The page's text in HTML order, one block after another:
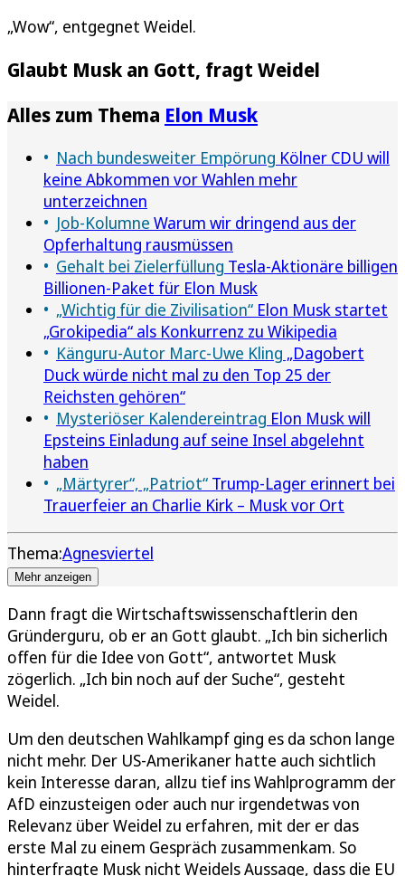
„Wow“, entgegnet Weidel.
Glaubt Musk an Gott, fragt Weidel
Alles zum Thema Elon Musk
Nach bundesweiter Empörung Kölner CDU will
keine Abkommen vor Wahlen mehr
unterzeichnen
Job-Kolumne Warum wir dringend aus der
Opferhaltung rausmüssen
Gehalt bei Zielerfüllung Tesla-Aktionäre billigen
Billionen-Paket für Elon Musk
„Wichtig für die Zivilisation“ Elon Musk startet
„Grokipedia“ als Konkurrenz zu Wikipedia
Känguru-Autor Marc-Uwe Kling „Dagobert
Duck würde nicht mal zu den Top 25 der
Reichsten gehören“
Mysteriöser Kalendereintrag Elon Musk will
Epsteins Einladung auf seine Insel abgelehnt
haben
„Märtyrer“, „Patriot“ Trump-Lager erinnert bei
Trauerfeier an Charlie Kirk – Musk vor Ort
Thema:Agnesviertel
Mehr anzeigen
Dann fragt die Wirtschaftswissenschaftlerin den
Gründerguru, ob er an Gott glaubt. „Ich bin sicherlich
offen für die Idee von Gott“, antwortet Musk
zögerlich. „Ich bin noch auf der Suche“, gesteht
Weidel.
Um den deutschen Wahlkampf ging es da schon lange
nicht mehr. Der US-Amerikaner hatte auch sichtlich
kein Interesse daran, allzu tief ins Wahlprogramm der
AfD einzusteigen oder auch nur irgendetwas von
Relevanz über Weidel zu erfahren, mit der er das
erste Mal zu einem Gespräch zusammenkam. So
hinterfragte Musk nicht Weidels Aussage, dass die EU